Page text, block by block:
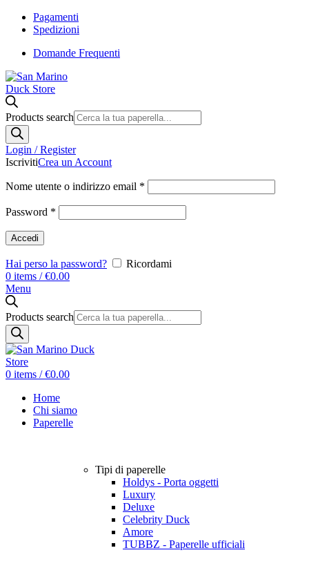
Pagamenti
Spedizioni
Domande Frequenti
Products search
Login / Register
IscrivitiCrea un Account
Nome utente o indirizzo email *
Password *
Accedi
Hai perso la password?
Ricordami
0 items / €0.00
Menu
Products search
0 items / €0.00
Home
Chi siamo
Paperelle
Tipi di paperelle
Holdys - Porta oggetti
Luxury
Deluxe
Celebrity Duck
Amore
TUBBZ - Paperelle ufficiali